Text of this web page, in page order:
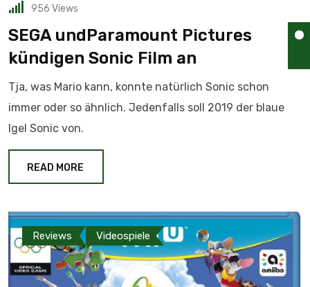
956 Views
SEGA undParamount Pictures
kündigen Sonic Film an
Tja, was Mario kann, konnte natürlich Sonic schon
immer oder so ähnlich. Jedenfalls soll 2019 der blaue
Igel Sonic von.
READ MORE
Reviews Videospiele